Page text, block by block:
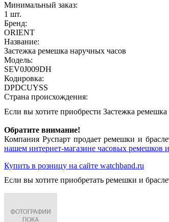
Минимальный заказ:
1 шт.
Бренд:
ORIENT
Название:
Застежка ремешка наручных часов
Модель:
SEV0J009DH
Кодировка:
DPDCUYSS
Страна происхождения:
Если вы хотите приобрести Застежка
Обратите внимание!
Компания Руспарт продает ремешки и
нашем интернет-магазине часовых ремешков
Купить в розницу на сайте watchband.ru
Если вы хотите приобретать ремешки и